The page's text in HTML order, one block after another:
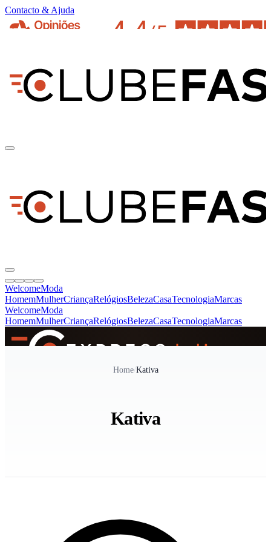
Contacto & Ajuda
WelcomeModa
HomemMulherCriançaRelógiosBelezaCasaTecnologiaMarcas
WelcomeModa
HomemMulherCriançaRelógiosBelezaCasaTecnologiaMarcas
Home/Kativa
Kativa